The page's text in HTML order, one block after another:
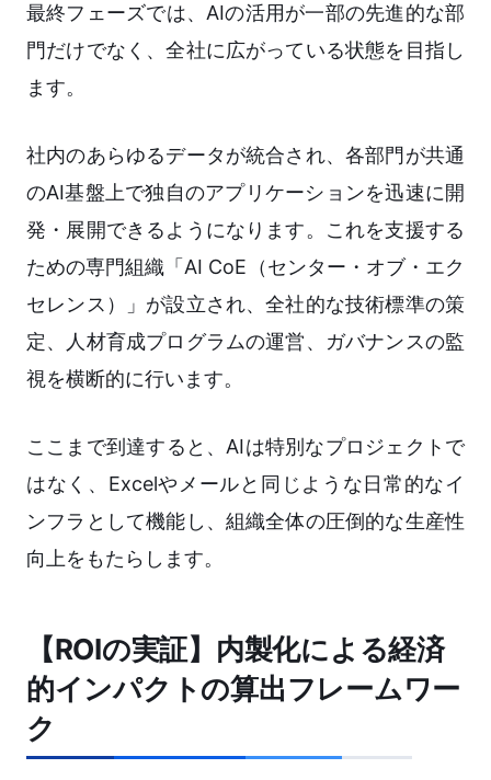
最終フェーズでは、AIの活用が一部の先進的な部
門だけでなく、全社に広がっている状態を目指し
ます。
社内のあらゆるデータが統合され、各部門が共通
のAI基盤上で独自のアプリケーションを迅速に開
発・展開できるようになります。これを支援する
ための専門組織「AI CoE（センター・オブ・エク
セレンス）」が設立され、全社的な技術標準の策
定、人材育成プログラムの運営、ガバナンスの監
視を横断的に行います。
ここまで到達すると、AIは特別なプロジェクトで
はなく、Excelやメールと同じような日常的なイ
ンフラとして機能し、組織全体の圧倒的な生産性
向上をもたらします。
【ROIの実証】内製化による経済
的インパクトの算出フレームワー
ク